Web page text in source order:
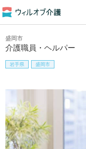
介護職員・ヘルパー
盛岡市
岩手県 盛岡市